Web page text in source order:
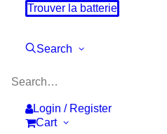
Trouver la batterie
Search
Login / Register
Cart